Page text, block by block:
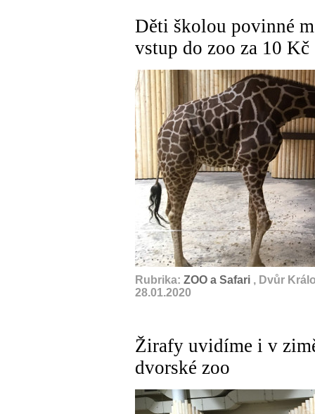
Děti školou povinné
vstup do zoo za 10 Kč
Rubrika: ZOO a Safari , Dvůr
28.01.2020
Žirafy uvidíme i v
dvorské zoo